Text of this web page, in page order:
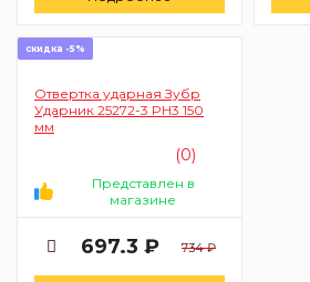
скидка -5%
Отвертка ударная Зубр
Ударник 25272-3 PH3 150
мм
(0)
Представлен в
магазине
697.3 ₽ 734 ₽